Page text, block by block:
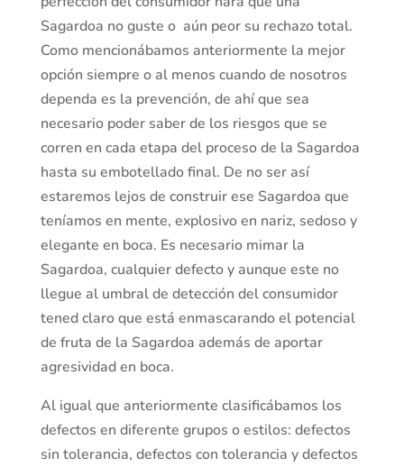
Sagardoa no guste o aún peor su rechazo total.
Como mencionábamos anteriormente la mejor
opción siempre o al menos cuando de nosotros
dependa es la prevención, de ahí que sea
necesario poder saber de los riesgos que se
corren en cada etapa del proceso de la Sagardoa
hasta su embotellado final. De no ser así
estaremos lejos de construir ese Sagardoa que
teníamos en mente, explosivo en nariz, sedoso y
elegante en boca. Es necesario mimar la
Sagardoa, cualquier defecto y aunque este no
llegue al umbral de detección del consumidor
tened claro que está enmascarando el potencial
de fruta de la Sagardoa además de aportar
agresividad en boca.
Al igual que anteriormente clasificábamos los
defectos en diferente grupos o estilos: defectos
sin tolerancia, defectos con tolerancia y defectos